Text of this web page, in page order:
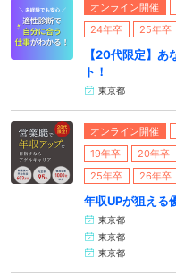
オンライン開催
24年卒
25年卒
【20代限定】
ト！
東京都
オンライン開催
19年卒
20年卒
25年卒
26年卒
年収UPが狙える
東京都
東京都
東京都